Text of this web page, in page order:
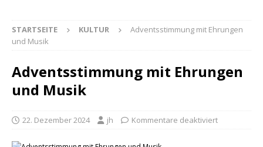
STARTSEITE KULTUR
Adventsstimmung mit Ehrungen
und Musik
Adventsstimmung mit Ehrungen
und Musik
22. Dezember 2024 jh Kommentare deaktiviert